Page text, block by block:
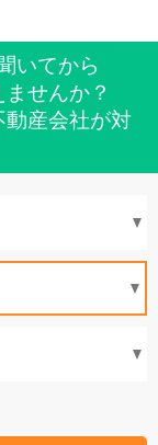
いてから
せんか？
動産会社が対